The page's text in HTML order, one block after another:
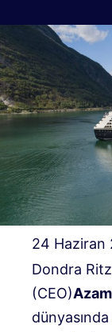
24 Haziran
Dondra
(CEO)